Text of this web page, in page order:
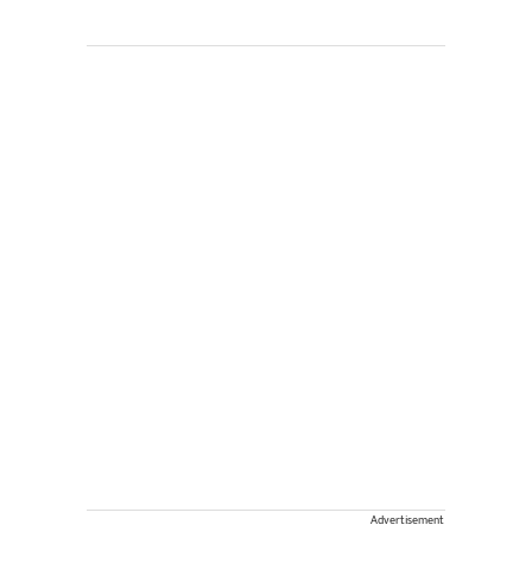
Advertisement